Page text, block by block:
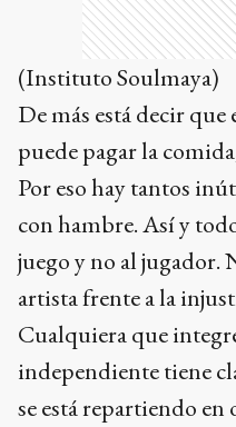
(Instituto Soulmaya)
De más está decir
puede pagar la
Por eso hay tantos
con hambre. Así y
juego y no al jugador.
artista frente a la
Cualquiera que
independiente tiene
se está repartiendo en